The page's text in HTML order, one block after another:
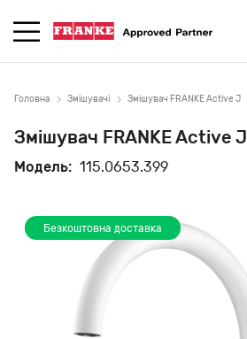
Головна Змішувачі Змішувач FRANKE Active J
Змішувач FRANKE Active J
Модель: 115.0653.399
Безкоштовна доставка